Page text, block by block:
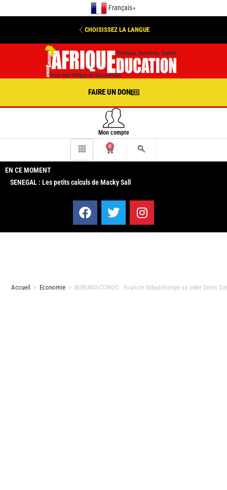
Français ▼
CHOISISSEZ LA LANGUE
FAIRE UN DON
Mon compte
0
EN CE MOMENT
SENEGAL : Les petits calculs de Macky Sall
Accueil > Economie > BURUNDI-CONGO : Evariste Ndayishimiye va aider Denis